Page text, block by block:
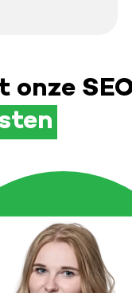
onze